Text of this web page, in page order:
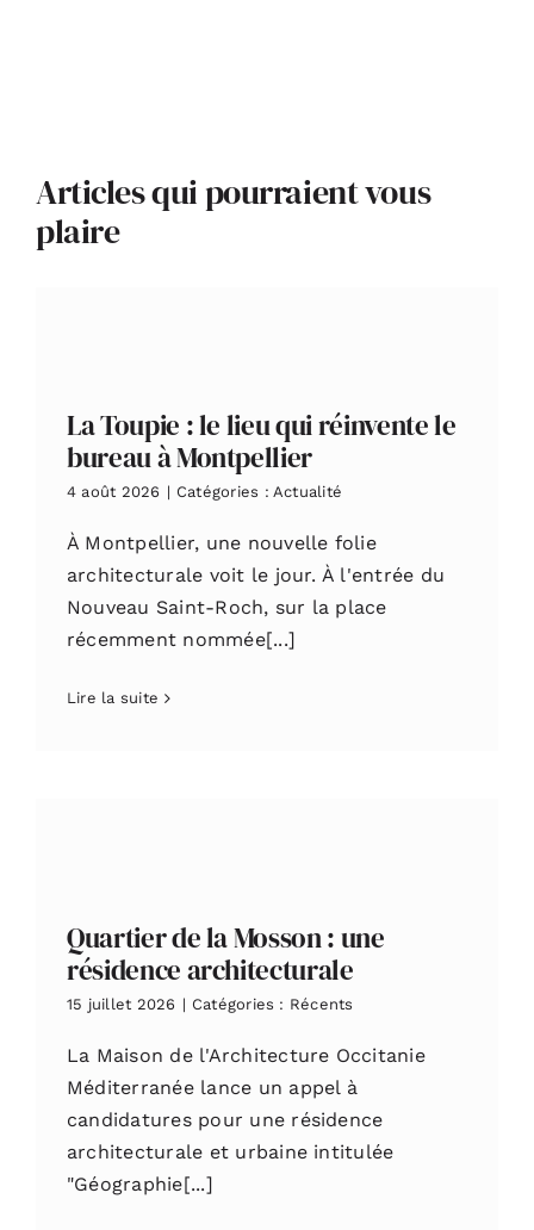
Articles qui pourraient vous
plaire
La Toupie : le lieu qui réinvente le
bureau à Montpellier
4 août 2026 | Catégories : Actualité
À Montpellier, une nouvelle folie
architecturale voit le jour. À l'entrée du
Nouveau Saint-Roch, sur la place
récemment nommée[...]
Lire la suite
Quartier de la Mosson : une
résidence architecturale
15 juillet 2026 | Catégories : Récents
La Maison de l'Architecture Occitanie
Méditerranée lance un appel à
candidatures pour une résidence
architecturale et urbaine intitulée
"Géographie[...]